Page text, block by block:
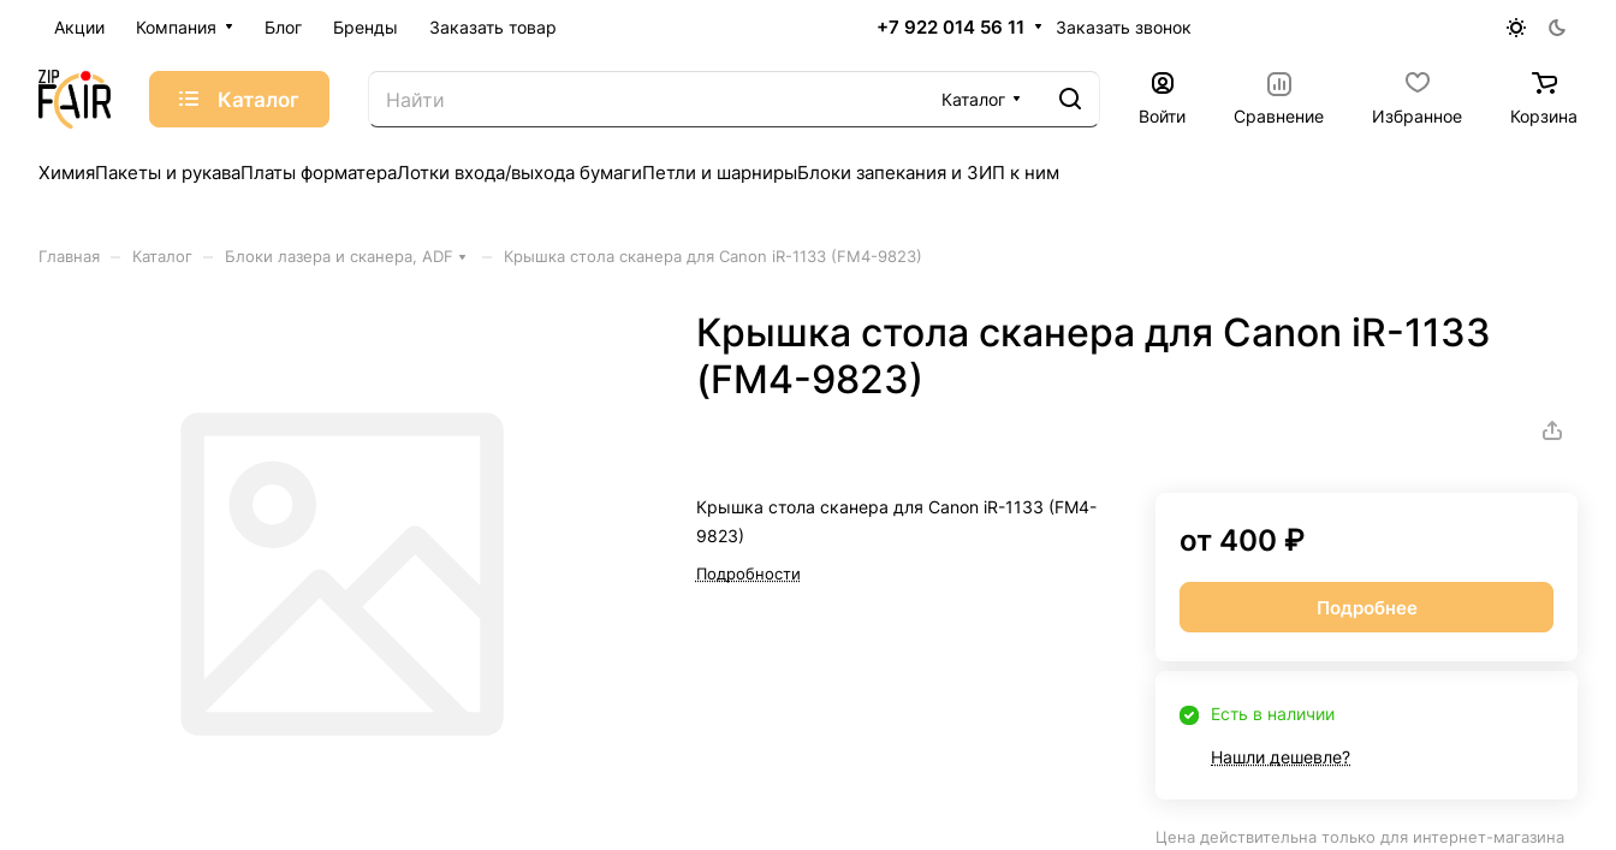
Акции Компания Блог Бренды Заказать товар +7 922 014 56 11 Заказать звонок
Каталог
Каталог
Войти
Сравнение Избранное Корзина
ХимияПакеты и рукаваПлаты форматераЛотки входа/выхода бумагиПетли и шарнирыБлоки запекания и ЗИП к ним
Главная Каталог Блоки лазера и сканера, ADF Крышка стола сканера для Canon iR-1133 (FM4-9823)
Крышка стола сканера для Canon iR-1133
(FM4-9823)
Крышка стола сканера для Canon iR-1133 (FM4-
9823)
Подробности
от 400 ₽
Подробнее
Есть в наличии
Нашли дешевле?
Цена действительна только для интернет-магазина